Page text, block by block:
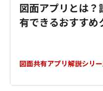
図面アプリとは？
有できるおすすめ
図面共有アプリ解説シリ